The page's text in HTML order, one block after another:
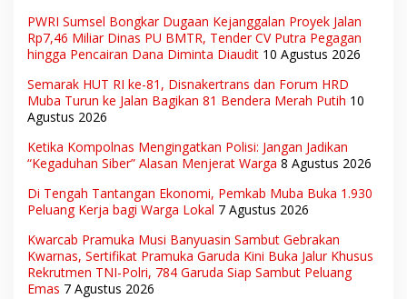
PWRI Sumsel Bongkar Dugaan Kejanggalan Proyek Jalan
Rp7,46 Miliar Dinas PU BMTR, Tender CV Putra Pegagan
hingga Pencairan Dana Diminta Diaudit 10 Agustus 2026
Semarak HUT RI ke-81, Disnakertrans dan Forum HRD
Muba Turun ke Jalan Bagikan 81 Bendera Merah Putih 10
Agustus 2026
Ketika Kompolnas Mengingatkan Polisi: Jangan Jadikan
“Kegaduhan Siber” Alasan Menjerat Warga 8 Agustus 2026
Di Tengah Tantangan Ekonomi, Pemkab Muba Buka 1.930
Peluang Kerja bagi Warga Lokal 7 Agustus 2026
Kwarcab Pramuka Musi Banyuasin Sambut Gebrakan
Kwarnas, Sertifikat Pramuka Garuda Kini Buka Jalur Khusus
Rekrutmen TNI-Polri, 784 Garuda Siap Sambut Peluang
Emas 7 Agustus 2026